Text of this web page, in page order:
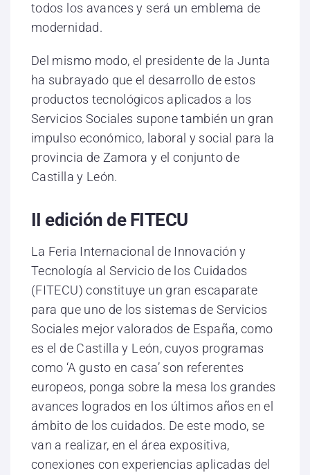
todos los avances y será un emblema de
modernidad.
Del mismo modo, el presidente de la Junta
ha subrayado que el desarrollo de estos
productos tecnológicos aplicados a los
Servicios Sociales supone también un gran
impulso económico, laboral y social para la
provincia de Zamora y el conjunto de
Castilla y León.
II edición de FITECU
La Feria Internacional de Innovación y
Tecnología al Servicio de los Cuidados
(FITECU) constituye un gran escaparate
para que uno de los sistemas de Servicios
Sociales mejor valorados de España, como
es el de Castilla y León, cuyos programas
como ‘A gusto en casa’ son referentes
europeos, ponga sobre la mesa los grandes
avances logrados en los últimos años en el
ámbito de los cuidados. De este modo, se
van a realizar, en el área expositiva,
conexiones con experiencias aplicadas del